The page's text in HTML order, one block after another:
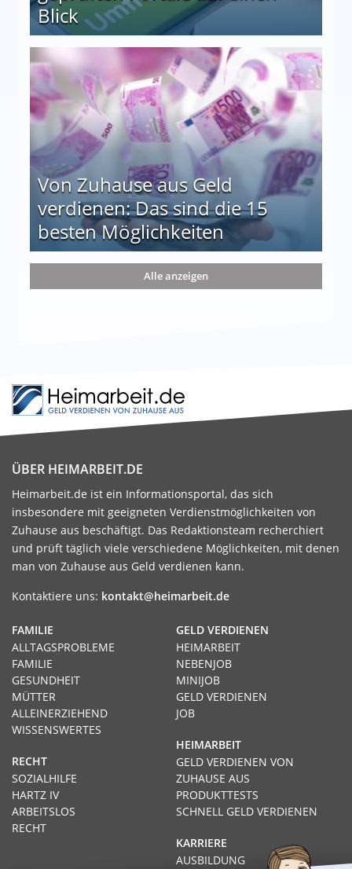
Blick
auf einen Blick
Von Zuhause aus Geld
verdienen: Das sind die 15
besten Möglichkeiten
die 15 besten Möglichkeiten
Alle anzeigen
ÜBER HEIMARBEIT.DE
Heimarbeit.de ist ein Informationsportal, das sich
insbesondere mit geeigneten Verdienstmöglichkeiten von
Zuhause aus beschäftigt. Das Redaktionsteam recherchiert
und prüft täglich viele verschiedene Möglichkeiten, mit denen
man von Zuhause aus Geld verdienen kann.
Kontaktiere uns: kontakt@heimarbeit.de
GELD VERDIENEN
HEIMARBEIT
NEBENJOB
MINIJOB
GELD VERDIENEN
JOB
HEIMARBEIT
GELD VERDIENEN VON
ZUHAUSE AUS
PRODUKTTESTS
SCHNELL GELD VERDIENEN
KARRIERE
AUSBILDUNG
FAMILIE
ALLTAGSPROBLEME
FAMILIE
GESUNDHEIT
MÜTTER
ALLEINERZIEHEND
WISSENSWERTES
RECHT
SOZIALHILFE
HARTZ IV
ARBEITSLOS
RECHT